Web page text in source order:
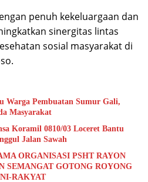
penuh kekeluargaan dan
sinergitas lintas
sosial masyarakat di
Warga Pembuatan Sumur Gali,
Masyarakat
Koramil 0810/03 Loceret Bantu
Jalan Sawah
ORGANISASI PSHT RAYON
SEMANGAT GOTONG ROYONG
RAKYAT